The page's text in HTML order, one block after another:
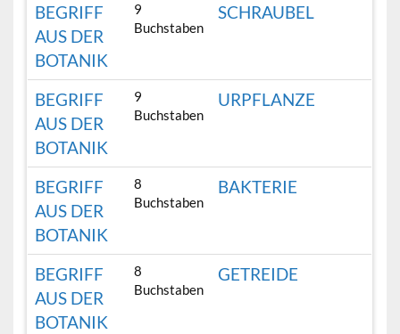
BEGRIFF
AUS DER
BOTANIK
9
Buchstaben
SCHRAUBEL
BEGRIFF
AUS DER
BOTANIK
9
Buchstaben
URPFLANZE
BEGRIFF
AUS DER
BOTANIK
8
Buchstaben
BAKTERIE
BEGRIFF
AUS DER
BOTANIK
8
Buchstaben
GETREIDE